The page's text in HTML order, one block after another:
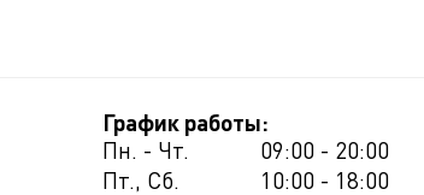
График работы:
Пн. - Чт.
09:00 - 20:00
Пт., Сб.
10:00 - 18:00